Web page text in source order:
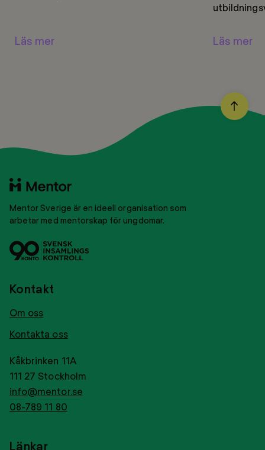
Läs mer Läs mer
BACK
TO
Till
Mentor Sverige är en ideell organisation som
arbetar med mentorskap för ungdomar.
Svensk
insamlingskontroll
Kontakt
Om oss
Kontakta oss
Kåkbrinken 11A
111 27 Stockholm
info@mentor.se
08-789 11 80
Länkar